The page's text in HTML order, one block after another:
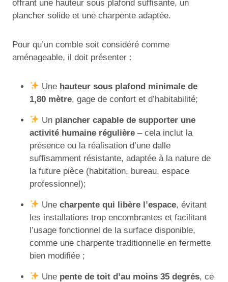
offrant une hauteur sous plafond suffisante, un
plancher solide et une charpente adaptée.
Pour qu’un comble soit considéré comme
aménageable, il doit présenter :
Une hauteur sous plafond minimale de
1,80 mètre, gage de confort et d’habitabilité;
Un plancher capable de supporter une
activité humaine régulière – cela inclut la
présence ou la réalisation d’une dalle
suffisamment résistante, adaptée à la nature de
la future pièce (habitation, bureau, espace
professionnel);
Unecharpente qui libère l’espace, évitant
les installations trop encombrantes et facilitant
l’usage fonctionnel de la surface disponible,
comme une charpente traditionnelle en fermette
bien modifiée ;
Une pente de toit d’au moins 35 degrés, ce